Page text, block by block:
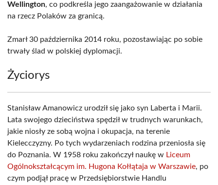
Wellington, co podkreśla jego zaangażowanie w działania
na rzecz Polaków za granicą.
Zmarł 30 października 2014 roku, pozostawiając po sobie
trwały ślad w polskiej dyplomacji.
Życiorys
Stanisław Amanowicz urodził się jako syn Laberta i Marii.
Lata swojego dzieciństwa spędził w trudnych warunkach,
jakie niosły ze sobą wojna i okupacja, na terenie
Kielecczyzny. Po tych wydarzeniach rodzina przeniosła się
do Poznania. W 1958 roku zakończył naukę w Liceum
Ogólnokształcącym im. Hugona Kołłątaja w Warszawie, po
czym podjął pracę w Przedsiębiorstwie Handlu